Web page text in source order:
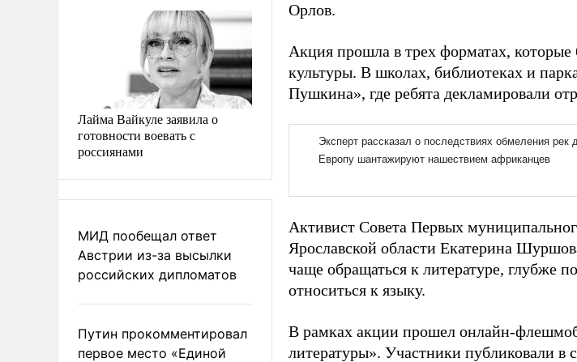
Лайма Вайкуле заявила о
готовности воевать с
россиянами
МИД пообещал ответ
Австрии из-за высылки
российских дипломатов
Путин прокомментировал
первое место «Единой
Орлов.
Акция прошла в трех форматах,
культуры. В школах, библиотеках и
Пушкина», где ребята декламировали
Активист Совета Первых
Ярославской области Екатерина
чаще обращаться к литературе, глубже
относиться к языку.
В рамках акции прошел онлайн-
литературы». Участники публиковали в